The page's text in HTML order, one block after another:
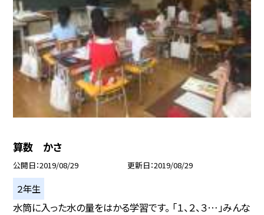
算数 かさ
公開日 2019/08/29 更新日 2019/08/29
２年生
水筒に入った水の量をはかる学習です。 「１、２、３…」みんな